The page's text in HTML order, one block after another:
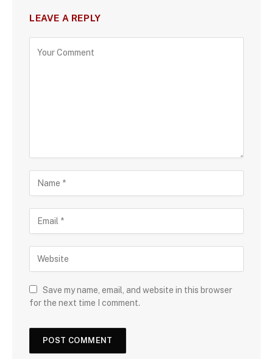
LEAVE A REPLY
Save my name, email, and website in this browser
for the next time I comment.